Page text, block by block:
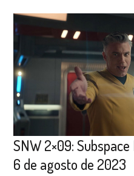
SNW 2×09:
6 de agosto de 2023